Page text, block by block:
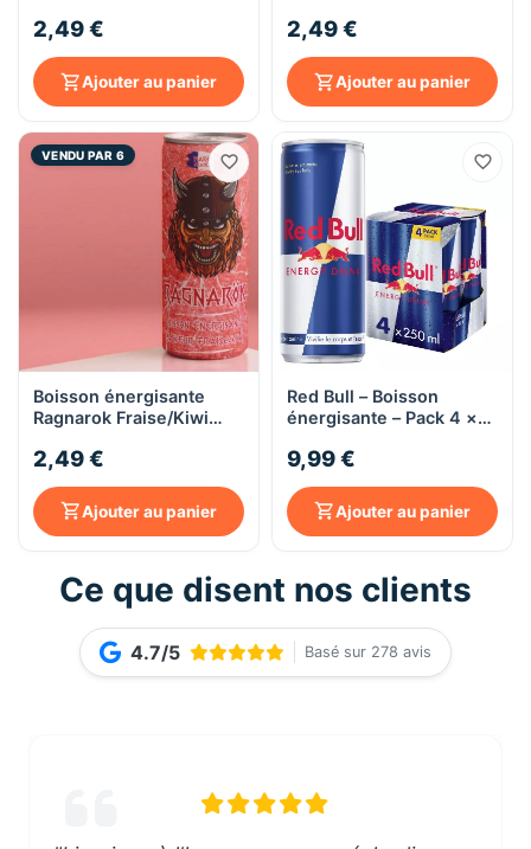
2,49 €
Ajouter au panier
2,49 €
Ajouter au panier
VENDU PAR 6
Boisson énergisante
Ragnarok Fraise/Kiwi
2,49 €
Ajouter au panier
Red Bull – Boisson
énergisante – Pack 4 ×
9,99 €
Ajouter au panier
Ce que disent nos clients
4.7/5 Basé sur 278 avis